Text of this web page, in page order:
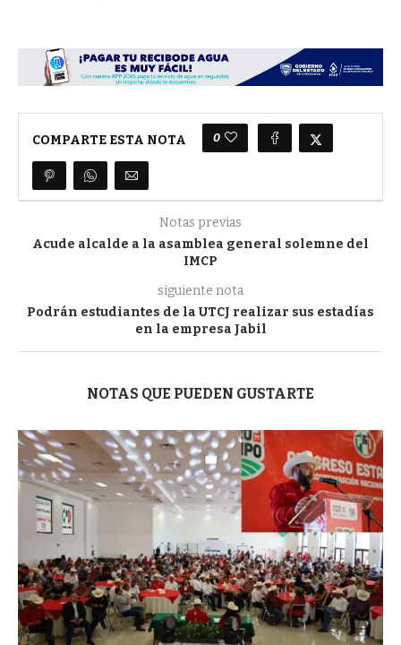
COMPARTE ESTA NOTA 0
Notas previas
Acude alcalde a la asamblea general solemne del
IMCP
siguiente nota
Podrán estudiantes de la UTCJ realizar sus estadías
en la empresa Jabil
NOTAS QUE PUEDEN GUSTARTE